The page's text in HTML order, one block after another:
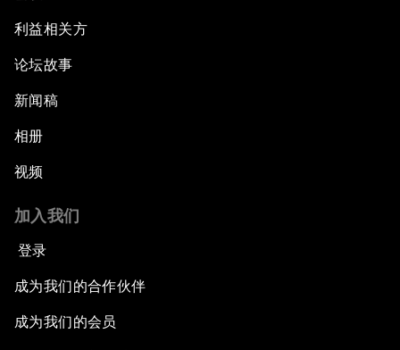
利益相关方
论坛故事
新闻稿
相册
视频
加入我们
登录
成为我们的合作伙伴
成为我们的会员